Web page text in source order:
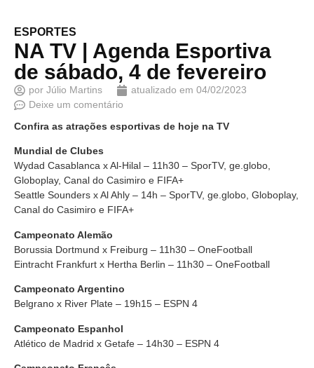
ESPORTES
NA TV | Agenda Esportiva
de sábado, 4 de fevereiro
por Júlio Martins atualizado em 04/02/2023
Deixe um comentário
Confira as atrações esportivas de hoje na TV
Mundial de Clubes
Wydad Casablanca x Al-Hilal – 11h30 – SporTV, ge.globo,
Globoplay, Canal do Casimiro e FIFA+
Seattle Sounders x Al Ahly – 14h – SporTV, ge.globo, Globoplay,
Canal do Casimiro e FIFA+
Campeonato Alemão
Borussia Dortmund x Freiburg – 11h30 – OneFootball
Eintracht Frankfurt x Hertha Berlin – 11h30 – OneFootball
Campeonato Argentino
Belgrano x River Plate – 19h15 – ESPN 4
Campeonato Espanhol
Atlético de Madrid x Getafe – 14h30 – ESPN 4